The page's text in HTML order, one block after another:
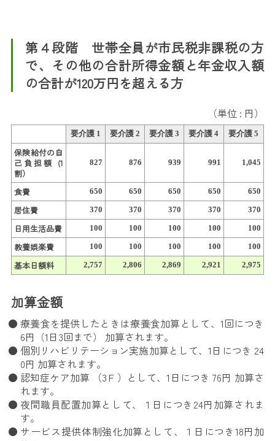
第４段階 世帯全員が市民税非課税の方
で、その他の合計所得金額と年金収入額
の合計が120万円を超える方
（単位 : 円）
要介護 1 要介護 2 要介護 3 要介護 4 要介護 5
保険給付の自
己負担額 (1
割）
827 876 939 991 1,045
食費 650 650 650 650 650
居住費 370 370 370 370 370
日用生活品費 100 100 100 100 100
教養娯楽費 100 100 100 100 100
基本日額料 2,757 2,806 2,869 2,921 2,975
加算金額
療養食を提供したときは療養食加算として、1回につき
6円（1日3回まで） 加算されます。
個別リハビリテーション実施加算として、1日につき 24
0円 加算されます。
認知症ケア加算 （3Ｆ）として、1日につき 76円 加算さ
れます。
夜間職員配置加算として、１日につき24円加算されま
す。
サービス提供体制強化加算として、１日につき18円加